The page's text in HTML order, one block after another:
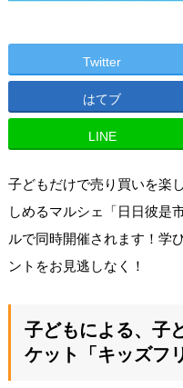
Twitter
はてブ
LINE
子どもだけで売り買いを楽
しめるマルシェ「日日彼是
ルで同時開催されます！学
ントをお見逃しなく！
子どもによる、子
ケット「キッズフ